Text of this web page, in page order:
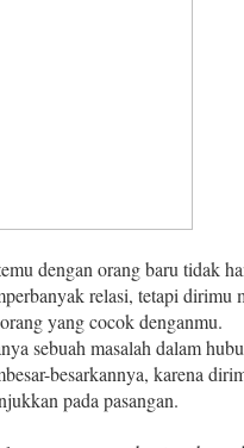
dengan orang baru tidak
relasi, tetapi dirimu
yang cocok denganmu.
sebuah masalah dalam
besarkannya, karena
pada pasangan.